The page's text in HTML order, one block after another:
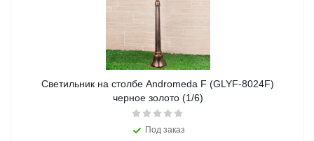
Светильник на столбе Andromeda F (GLYF-8024F)
черное золото (1/6)
Под заказ